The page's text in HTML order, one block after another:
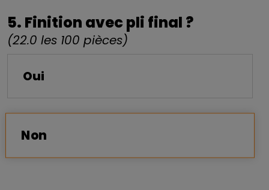
5. Finition avec pli final ?
(22.0 les 100 pièces)
Oui
Non